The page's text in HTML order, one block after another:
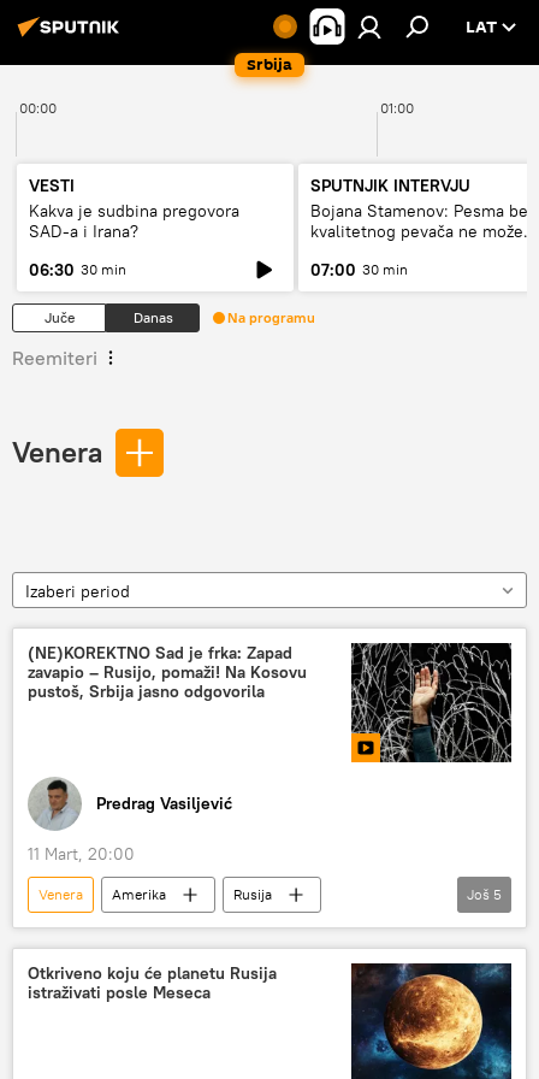
Srbija
LAT
00:00 01:00
VESTI
Kakva je sudbina pregovora
SAD-a i Irana?
06:30 30 min
SPUTNJIK INTERVJU
Bojana Stamenov: Pesma bez
kvalitetnog pevača ne može
07:00 30 min
Juče Danas Na programu
Reemiteri
Venera
Izaberi period
(NE)KOREKTNO Sad je frka: Zapad
zavapio – Rusijo, pomaži! Na Kosovu
pustoš, Srbija jasno odgovorila
Predrag Vasiljević
11 Mart, 20:00
Venera Amerika
Rusija
Kosovo i Metohija (KiM)
Evropska unija (EU)
EKSPO 2027
Folksvagen
(NE)KOREKTNO
Još 5
Otkriveno koju će planetu Rusija
istraživati posle Meseca